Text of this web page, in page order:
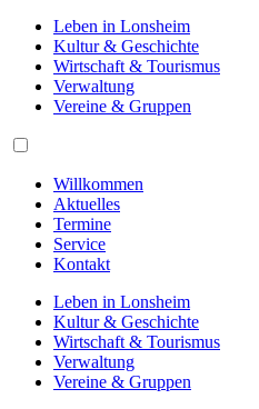
Leben in Lonsheim
Kultur & Geschichte
Wirtschaft & Tourismus
Verwaltung
Vereine & Gruppen
Willkommen
Aktuelles
Termine
Service
Kontakt
Leben in Lonsheim
Kultur & Geschichte
Wirtschaft & Tourismus
Verwaltung
Vereine & Gruppen